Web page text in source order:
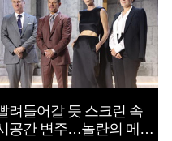
려들어갈 듯 스크린 속
공간 변주…놀란의 메시